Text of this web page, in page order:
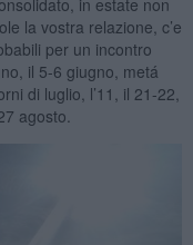
la vostra relazione, c’e
per un incontro
il 5-6 giugno, metá
di luglio, l’11, il 21-22,
agosto.